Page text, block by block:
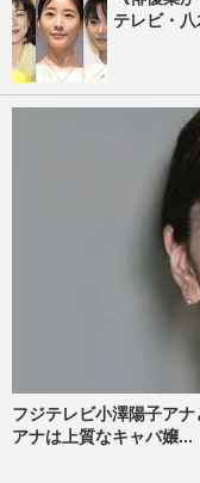
テレビ・
フジテレビ小澤陽子ア
アナは上質なキャバ嬢...